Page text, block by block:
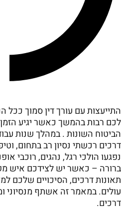
התייעצות עם עורך דין סמוך ככל
לכם רבות בהמשך כאשר יגיע
הביטוח השונות . במהלך שנות
דרכים רכשתי נסיון רב בתחום,
נפגעו הולכי רגל, נהגים, רוכבי
ברורה – כאשר יש לצידכם איש
תאונות דרכים, הסיכויים שלכם
עולים. במאמר זה אשתף מנסיוני
דרכים.